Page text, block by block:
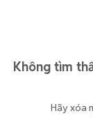
Không tìm
Hãy xóa